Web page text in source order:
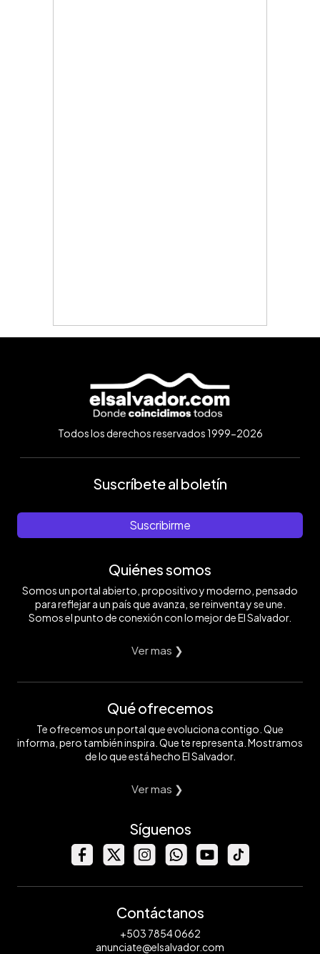
Todos los derechos reservados 1999-2026
Suscríbete al boletín
Suscribirme
Quiénes somos
Somos un portal abierto, propositivo y moderno, pensado
para reflejar a un país que avanza, se reinventa y se une.
Somos el punto de conexión con lo mejor de El Salvador.
Ver mas ❯
Qué ofrecemos
Te ofrecemos un portal que evoluciona contigo. Que
informa, pero también inspira. Que te representa. Mostramos
de lo que está hecho El Salvador.
Ver mas ❯
Síguenos
Contáctanos
+503 7854 0662
anunciate@elsalvador.com